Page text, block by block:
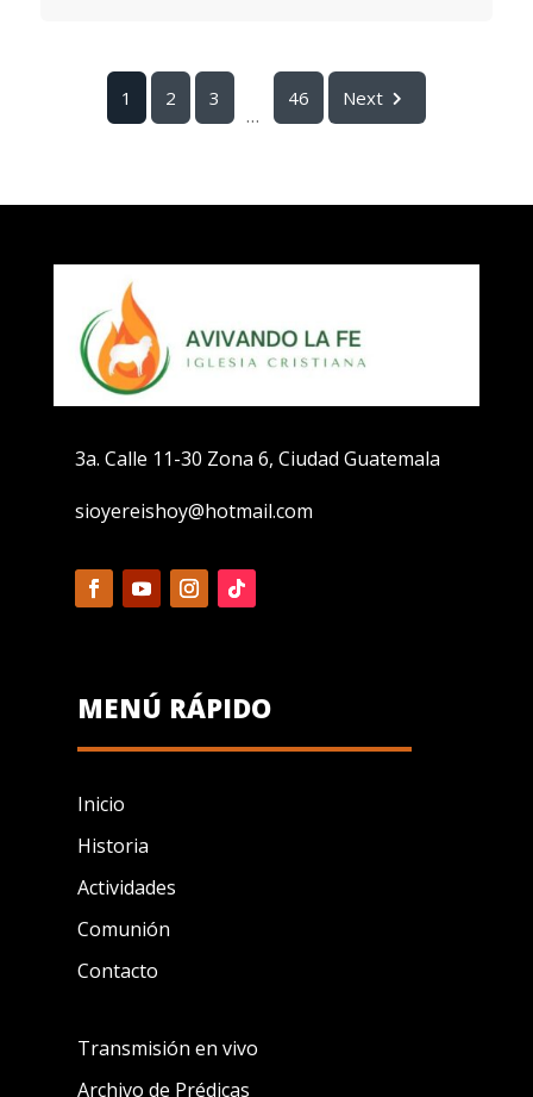
1 2 3
...
46 Next
3a. Calle 11-30 Zona 6, Ciudad Guatemala
sioyereishoy@hotmail.com
MENÚ RÁPIDO
Inicio
Historia
Actividades
Comunión
Contacto
Transmisión en vivo
Archivo de Prédicas